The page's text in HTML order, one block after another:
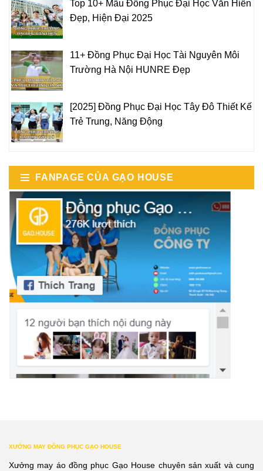
Top 10+ Mẫu Đồng Phục Đại Học Văn Hiến
Đẹp, Hiện Đại 2025
11+ Đồng Phục Đại Học Tài Nguyên Môi
Trường Hà Nội HUNRE Đẹp
[2025] Đồng Phục Đại Học Tây Đô Thiết Kế
Trẻ Trung, Năng Động
FANPAGE CỦA GẠO HOUSE
XƯỞNG MAY ĐỒNG PHỤC GẠO HOUSE
Xưởng may áo đồng phục Gạo House chuyên sản xuất và cung